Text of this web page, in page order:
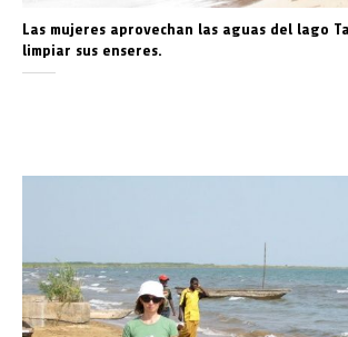
Las mujeres aprovechan las aguas del lago
limpiar sus enseres.